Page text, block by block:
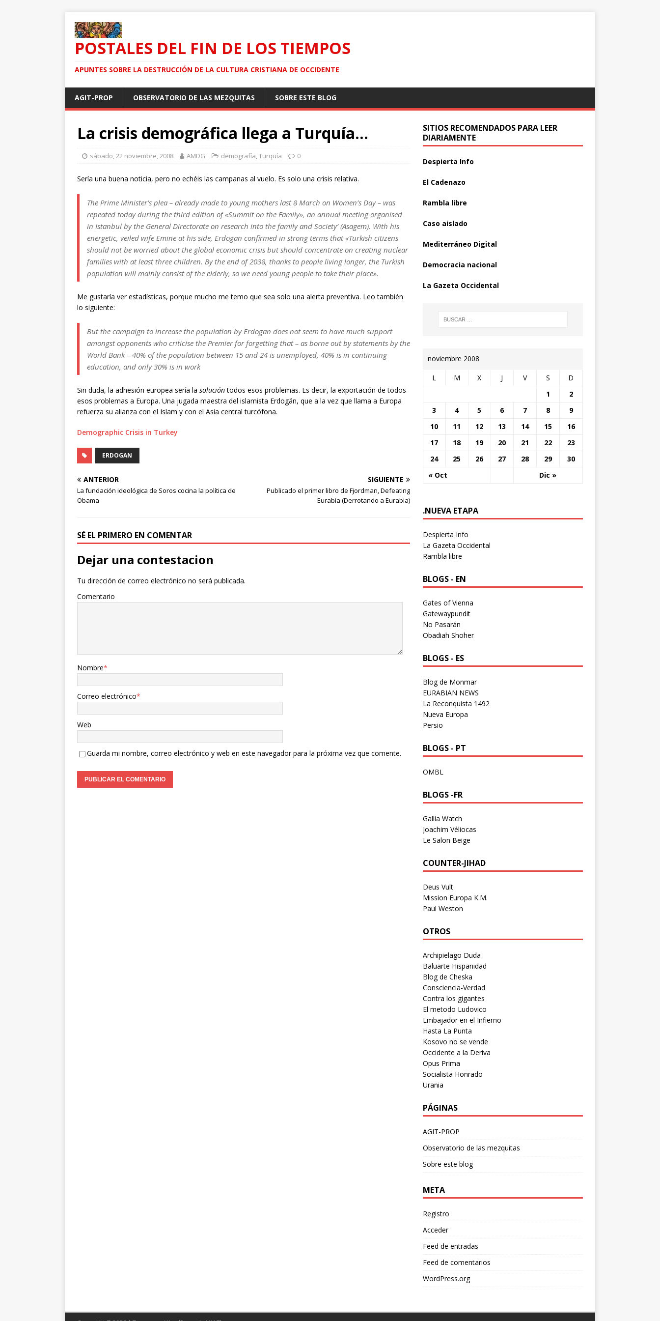
POSTALES DEL FIN DE LOS TIEMPOS
APUNTES SOBRE LA DESTRUCCIÓN DE LA CULTURA CRISTIANA DE OCCIDENTE
AGIT-PROP OBSERVATORIO DE LAS MEZQUITAS SOBRE ESTE BLOG
La crisis demográfica llega a Turquía…
sábado, 22 noviembre, 2008 AMDG demografía,Turquía 0
Sería una buena noticia, pero no echéis las campanas al vuelo. Es solo una crisis relativa.
The Prime Minister’s plea – already made to young mothers last 8 March on Women’s Day – was
repeated today during the third edition of «Summit on the Family», an annual meeting organised
in Istanbul by the General Directorate on research into the family and Society’ (Asagem). With his
energetic, veiled wife Emine at his side, Erdogan confirmed in strong terms that «Turkish citizens
should not be worried about the global economic crisis but should concentrate on creating nuclear
families with at least three children. By the end of 2038, thanks to people living longer, the Turkish
population will mainly consist of the elderly, so we need young people to take their place».
Me gustaría ver estadísticas, porque mucho me temo que sea solo una alerta preventiva. Leo también
lo siguiente:
But the campaign to increase the population by Erdogan does not seem to have much support
amongst opponents who criticise the Premier for forgetting that – as borne out by statements by the
World Bank – 40% of the population between 15 and 24 is unemployed, 40% is in continuing
education, and only 30% is in work
Sin duda, la adhesión europea sería la solucióntodos esos problemas. Es decir, la exportación de todos
esos problemas a Europa. Una jugada maestra del islamista Erdogán, que a la vez que llama a Europa
refuerza su alianza con el Islam y con el Asia central turcófona.
Demographic Crisis in Turkey
ERDOGAN
ANTERIOR
La fundación ideológica de Soros cocina la política de
Obama
SIGUIENTE
Publicado el primer libro de Fjordman, Defeating
Eurabia (Derrotando a Eurabia)
SÉ EL PRIMERO EN COMENTAR
Dejar una contestacion
Tu dirección de correo electrónico no será publicada.
Comentario
Nombre*
Correo electrónico*
Web
Guarda mi nombre, correo electrónico y web en este navegador para la próxima vez que comente.
SITIOS RECOMENDADOS PARA LEER
DIARIAMENTE
Despierta Info
El Cadenazo
Rambla libre
Caso aislado
Mediterráneo Digital
Democracia nacional
La Gazeta Occidental
noviembre 2008
L M X J V S D
« Oct Dic »
1
2
3
4 5 6 7 8
9
10
11 12 13 14 15
16
17
18 19 20 21 22
23
24
25 26 27 28 29 30
.NUEVA ETAPA
Despierta Info
La Gazeta Occidental
Rambla libre
BLOGS - EN
Gates of Vienna
Gatewaypundit
No Pasarán
Obadiah Shoher
BLOGS - ES
Blog de Monmar
EURABIAN NEWS
La Reconquista 1492
Nueva Europa
Persio
BLOGS - PT
OMBL
BLOGS -FR
Gallia Watch
Joachim Véliocas
Le Salon Beige
COUNTER-JIHAD
Deus Vult
Mission Europa K.M.
Paul Weston
OTROS
Archipielago Duda
Baluarte Hispanidad
Blog de Cheska
Consciencia-Verdad
Contra los gigantes
El metodo Ludovico
Embajador en el Infierno
Hasta La Punta
Kosovo no se vende
Occidente a la Deriva
Opus Prima
Socialista Honrado
Urania
PÁGINAS
AGIT-PROP
Observatorio de las mezquitas
Sobre este blog
META
Registro
Acceder
Feed de entradas
Feed de comentarios
WordPress.org